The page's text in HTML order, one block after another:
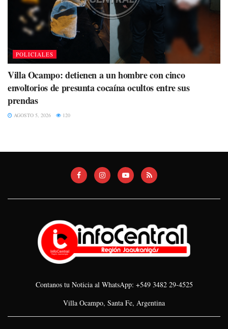
POLICIALES
Villa Ocampo: detienen a un hombre con cinco
envoltorios de presunta cocaína ocultos entre sus
prendas
AGOSTO 5, 2026 120
Contanos tu Noticia al WhatsApp: +549 3482 29-4525
Villa Ocampo, Santa Fe, Argentina